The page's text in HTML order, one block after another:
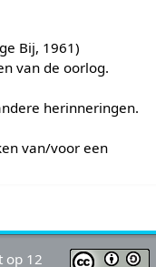
Bij, 1961)
van de oorlog.
herinneringen.
van/voor een
op 12